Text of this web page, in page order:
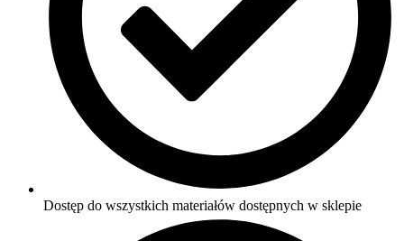
Dostęp do wszystkich materiałów dostępnych w sklepie